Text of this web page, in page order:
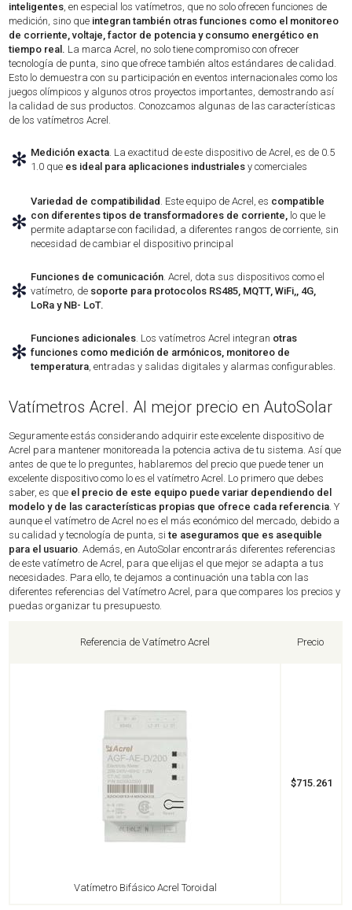
inteligentes, en especial los vatímetros, que no solo ofrecen funciones de
medición, sino que integran también otras funciones como el monitoreo
de corriente, voltaje, factor de potencia y consumo energético en
tiempo real. La marca Acrel, no solo tiene compromiso con ofrecer
tecnología de punta, sino que ofrece también altos estándares de calidad.
Esto lo demuestra con su participación en eventos internacionales como los
juegos olímpicos y algunos otros proyectos importantes, demostrando así
la calidad de sus productos. Conozcamos algunas de las características
de los vatímetros Acrel.
✻ Medición exacta. La exactitud de este dispositivo de Acrel, es de 0.5
1.0 que es ideal para aplicaciones industrialesy comerciales
✻
Variedad de compatibilidad . Este equipo de Acrel, es compatible
con diferentes tipos de transformadores de corriente, lo que le
permite adaptarse con facilidad, a diferentes rangos de corriente, sin
necesidad de cambiar el dispositivo principal
✻
Funciones de comunicación. Acrel, dota sus dispositivos como el
vatímetro, de soporte para protocolos RS485, MQTT, WiFi,, 4G,
LoRa y NB- LoT.
✻
Funciones adicionales. Los vatímetros Acrel integran otras
funciones como medición de armónicos, monitoreo de
temperatura, entradas y salidas digitales y alarmas configurables.
Vatímetros Acrel. Al mejor precio en AutoSolar
Seguramente estás considerando adquirir este excelente dispositivo de
Acrel para mantener monitoreada la potencia activa de tu sistema. Así que
antes de que te lo preguntes, hablaremos del precio que puede tener un
excelente dispositivo como lo es el vatímetro Acrel. Lo primero que debes
saber, es que el precio de este equipo puede variar dependiendo del
modelo y de las características propias que ofrece cada referencia. Y
aunque el vatímetro de Acrel no es el más económico del mercado, debido a
su calidad y tecnología de punta, site aseguramos que es asequible
para el usuario. Además, en AutoSolar encontrarás diferentes referencias
de este vatímetro de Acrel, para que elijas el que mejor se adapta a tus
necesidades. Para ello, te dejamos a continuación una tabla con las
diferentes referencias del Vatímetro Acrel, para que compares los precios y
puedas organizar tu presupuesto.
Referencia de Vatímetro Acrel Precio
Vatímetro Bifásico Acrel Toroidal
$715.261